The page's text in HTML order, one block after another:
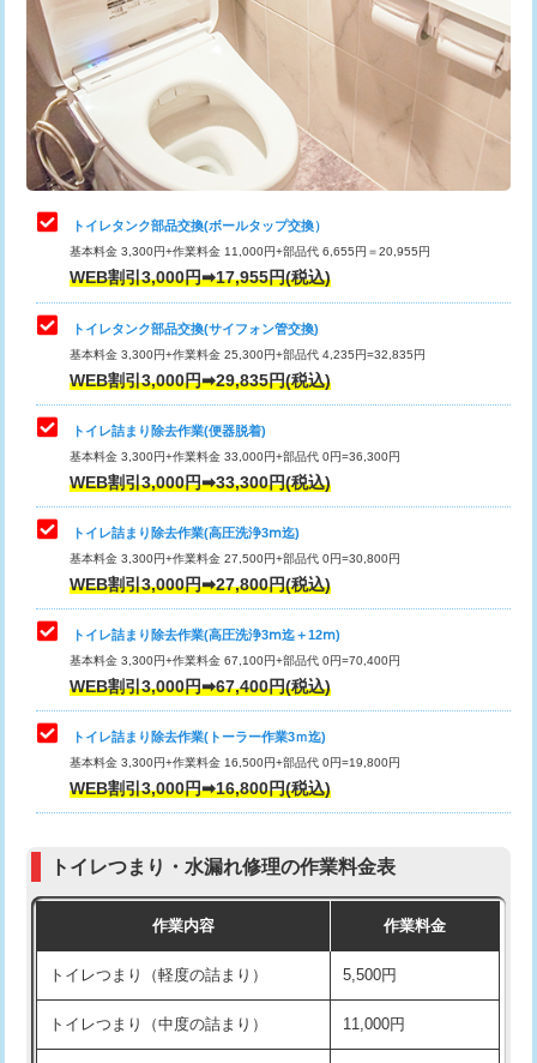
トイレタンク部品交換(ボールタップ交換）
基本料金 3,300円+作業料金 11,000円+部品代 6,655円＝20,955円
WEB割引3,000円➡17,955円(税込)
トイレタンク部品交換(サイフォン管交換)
基本料金 3,300円+作業料金 25,300円+部品代 4,235円=32,835円
WEB割引3,000円➡29,835円(税込)
トイレ詰まり除去作業(便器脱着)
基本料金 3,300円+作業料金 33,000円+部品代 0円=36,300円
WEB割引3,000円➡33,300円(税込)
トイレ詰まり除去作業(高圧洗浄3ⅿ迄)
基本料金 3,300円+作業料金 27,500円+部品代 0円=30,800円
WEB割引3,000円➡27,800円(税込)
トイレ詰まり除去作業(高圧洗浄3ⅿ迄＋12ⅿ)
基本料金 3,300円+作業料金 67,100円+部品代 0円=70,400円
WEB割引3,000円➡67,400円(税込)
トイレ詰まり除去作業(トーラー作業3ｍ迄)
基本料金 3,300円+作業料金 16,500円+部品代 0円=19,800円
WEB割引3,000円➡16,800円(税込)
トイレつまり・水漏れ修理の作業料金表
作業内容 作業料金
トイレつまり（軽度の詰まり） 5,500円
トイレつまり（中度の詰まり） 11,000円